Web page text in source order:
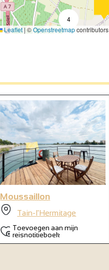
4
Leaflet| ©Openstreetmapcontributors
Moussaillon
Tain-l'Hermitage
Toevoegen aan mijn
reisnotitieboek